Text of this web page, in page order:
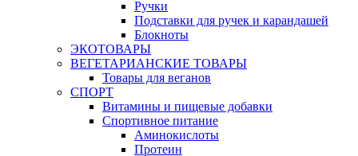
Ручки
Подставки для ручек и карандашей
Блокноты
ЭКОТОВАРЫ
ВЕГЕТАРИАНСКИЕ ТОВАРЫ
Товары для веганов
СПОРТ
Витамины и пищевые добавки
Спортивное питание
Аминокислоты
Протеин